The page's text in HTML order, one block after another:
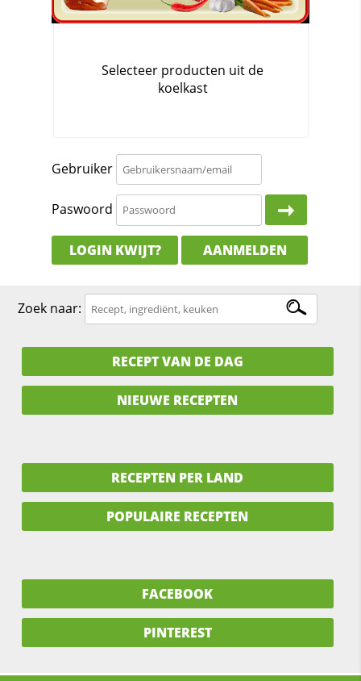
Gebruiker
Paswoord
LOGIN KWIJT? AANMELDEN
Zoek naar:
RECEPT VAN DE DAG
NIEUWE RECEPTEN
RECEPTEN PER LAND
POPULAIRE RECEPTEN
FACEBOOK
PINTEREST